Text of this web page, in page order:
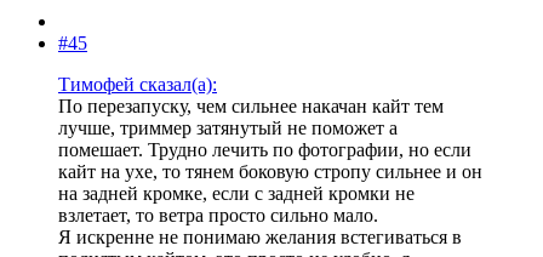
#45
Тимофей сказал(а):
По перезапуску, чем сильнее накачан кайт тем
лучше, триммер затянутый не поможет а
помешает. Трудно лечить по фотографии, но если
кайт на ухе, то тянем боковую стропу сильнее и он
на задней кромке, если с задней кромки не
взлетает, то ветра просто сильно мало.
Я искренне не понимаю желания встегиваться в